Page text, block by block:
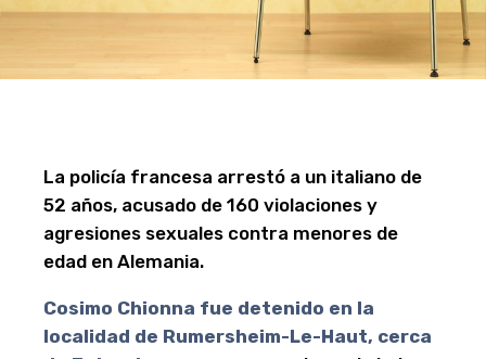
La policía francesa arrestó a un italiano de
52 años, acusado de 160 violaciones y
agresiones sexuales contra menores de
edad en Alemania.
Cosimo Chionna fue detenido en la
localidad de Rumersheim-Le-Haut, cerca